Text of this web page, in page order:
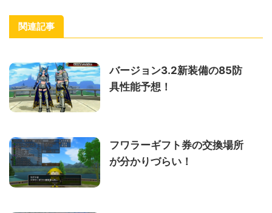
関連記事
バージョン3.2新装備の85防
具性能予想！
フワラーギフト券の交換場所
が分かりづらい！